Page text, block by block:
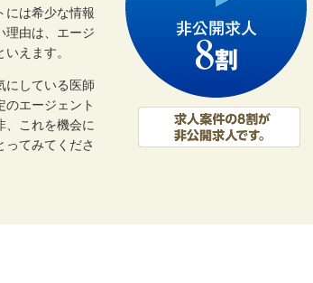
には希少な情報
理由は、エージ
えます。
にしている医師
のエージェント
、これを機会に
ってみてくださ